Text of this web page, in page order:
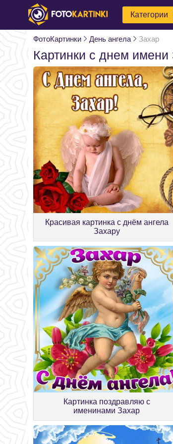
Категории
ФотоКартинки День ангела Захар
Картинки с днем имени
Красивая картинка с днём ангела
Захару
Картинка поздравляю с
именинами Захар